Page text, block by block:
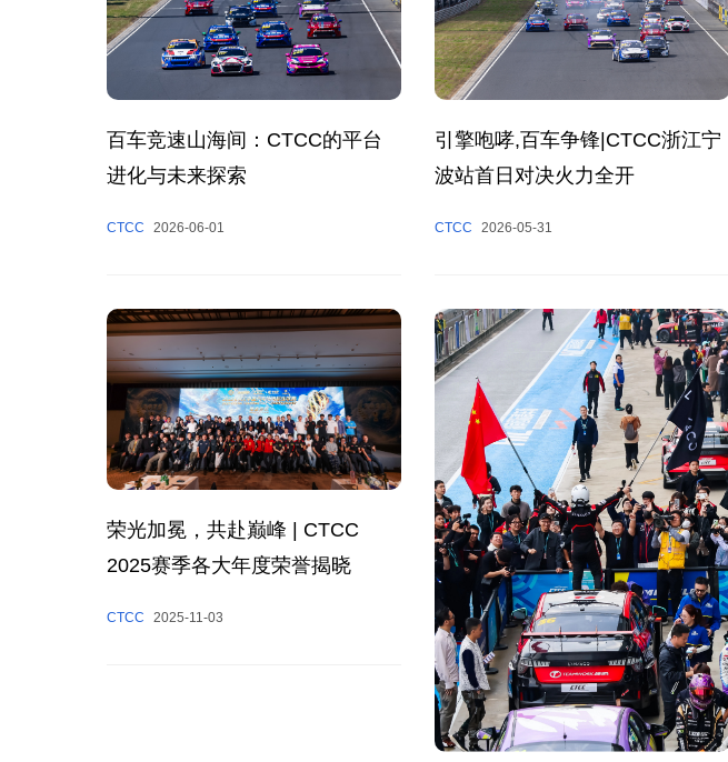
百车竞速山海间：CTCC的平台
进化与未来探索
CTCC 2026-06-01
引擎咆哮,百车争锋|CTCC浙江宁
波站首日对决火力全开
CTCC 2026-05-31
荣光加冕，共赴巅峰 | CTCC
2025赛季各大年度荣誉揭晓
CTCC 2025-11-03